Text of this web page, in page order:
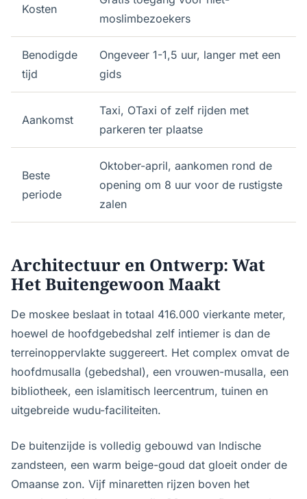
Kosten
moslimbezoekers
Benodigde
tijd
Ongeveer 1-1,5 uur, langer met een
gids
Aankomst
Taxi, OTaxi of zelf rijden met
parkeren ter plaatse
Beste
periode
Oktober-april, aankomen rond de
opening om 8 uur voor de rustigste
zalen
Architectuur en Ontwerp: Wat
Het Buitengewoon Maakt
De moskee beslaat in totaal 416.000 vierkante meter,
hoewel de hoofdgebedshal zelf intiemer is dan de
terreinoppervlakte suggereert. Het complex omvat de
hoofdmusalla (gebedshal), een vrouwen-musalla, een
bibliotheek, een islamitisch leercentrum, tuinen en
uitgebreide wudu-faciliteiten.
De buitenzijde is volledig gebouwd van Indische
zandsteen, een warm beige-goud dat gloeit onder de
Omaanse zon. Vijf minaretten rijzen boven het